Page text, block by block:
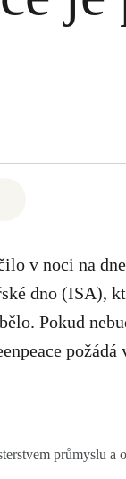
v noci na
dno (ISA),
Pokud
průmyslu